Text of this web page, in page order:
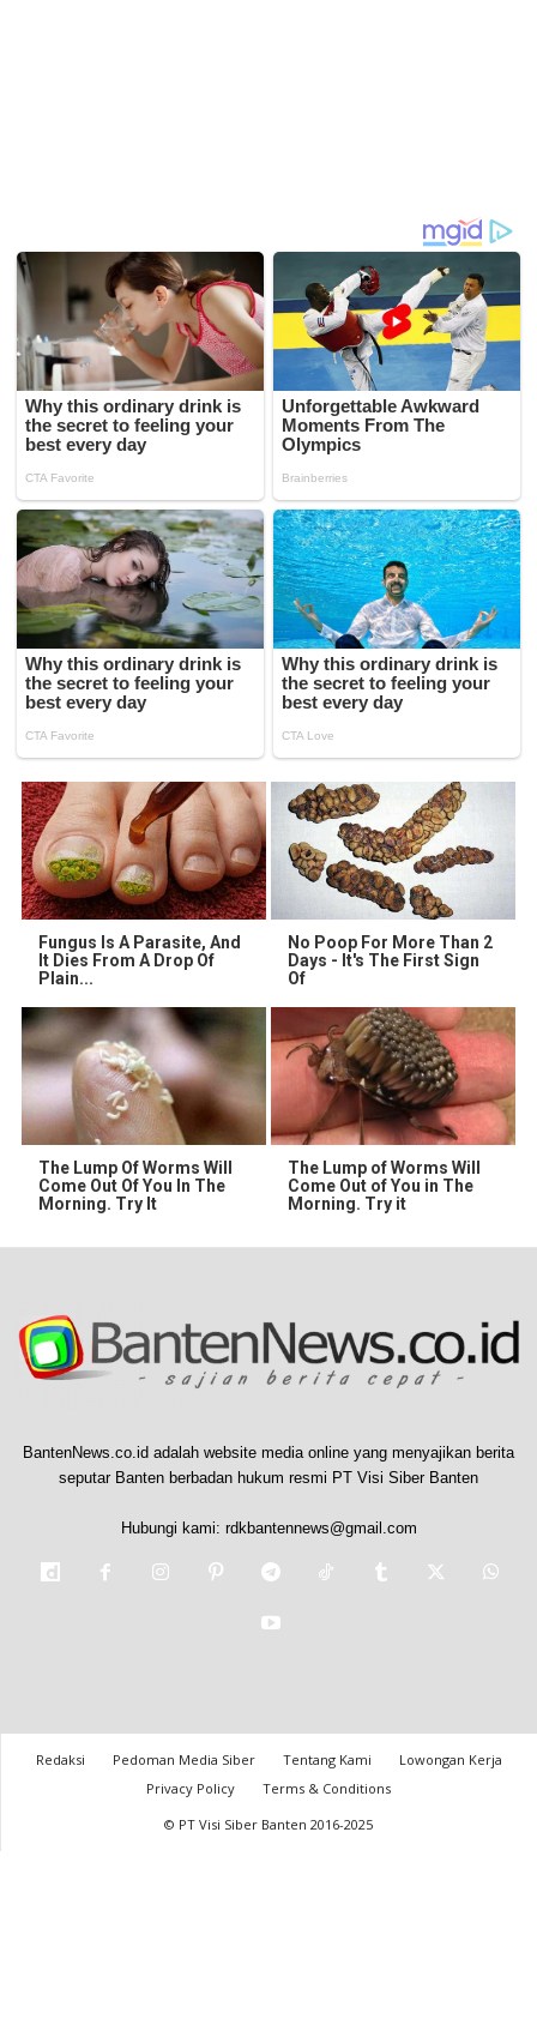
Fungus Is A Parasite, And
It Dies From A Drop Of
Plain...
No Poop For More Than 2
Days - It's The First Sign
Of
The Lump Of Worms Will
Come Out Of You In The
Morning. Try It
The Lump of Worms Will
Come Out of You in The
Morning. Try it
BantenNews.co.id adalah website media online yang menyajikan berita
seputar Banten berbadan hukum resmi PT Visi Siber Banten
Hubungi kami: rdkbantennews@gmail.com
Redaksi Pedoman Media Siber Tentang Kami
Lowongan Kerja
Privacy Policy
Terms & Conditions
© PT Visi Siber Banten 2016-2025